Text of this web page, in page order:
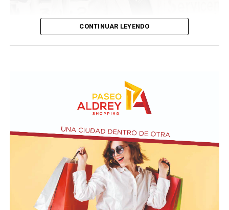
El vendero 13 de agosto se cumplen 38 años de la
desaparición física del ex intendente de Necochea,
en la ruta 88, a pocos kilómetros de Quequén.
Junto con el intendente de Necochea habían muerto
tres docentes que, luego se supo, habían subido a su
automóvil pocos kilómetros antes, donde se hallaban
haciendo dedo. La colisión frontal resultó letal: sólo
sobrevivió el chofer del camión.
CONTINUAR LEYENDO